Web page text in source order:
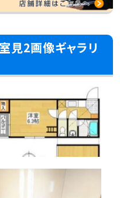
見2画像ギャラリ